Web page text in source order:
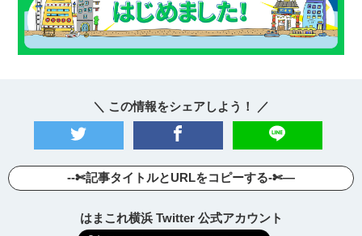
＼ この情報をシェアしよう！ ／
--✄記事タイトルとURLをコピーする-✄—
はまこれ横浜 Twitter 公式アカウント